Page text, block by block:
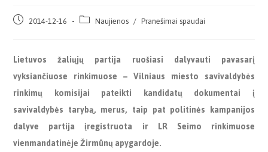
2014-12-16 Naujienos / Pranešimai spaudai
Lietuvos žaliųjų partija ruošiasi dalyvauti pavasarį
vyksiančiuose rinkimuose – Vilniaus miesto savivaldybės
rinkimų komisijai pateikti kandidatų dokumentai į
savivaldybės tarybą, merus, taip pat politinės kampanijos
dalyve partija įregistruota ir LR Seimo rinkimuose
vienmandatinėje Žirmūnų apygardoje.